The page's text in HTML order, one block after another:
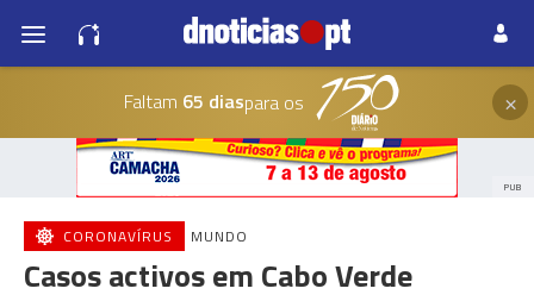
Faltam 65 diaspara os ×
PUB
CORONAVÍRUS MUNDO
Casos activos em Cabo Verde